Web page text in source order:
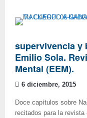
supervivencia y
Emilio Sola.
Mental (EEM).
6 diciembre, 2015
Doce capítulos sobre
recitados para la